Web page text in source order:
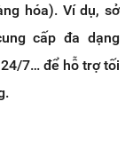
hóa). Ví dụ, sở
cấp đa dạng
7… để hỗ trợ tối